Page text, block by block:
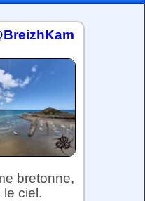
bretonne,
ciel.